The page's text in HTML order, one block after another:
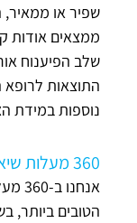
שפיר או
ממצאים אודות
שלב הפיענוח
התוצאות
נוספות במידת
360 מעלות שיא – עולם הרפואה בכף ידך
הטובים ביותר,